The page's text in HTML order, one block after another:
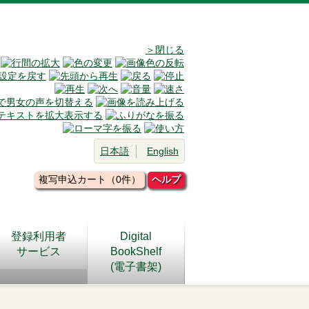
＞閉じる
日本語 English
複写申込カート（0件） ヘルプ
登録利用者
サービス
Digital
BookShelf
(電子書架)